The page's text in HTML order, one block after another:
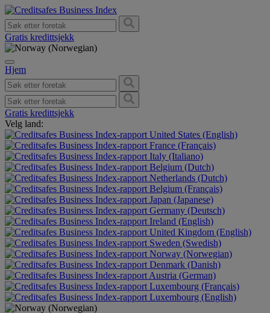
Gratis kredittsjekk
Hjem
Gratis kredittsjekk
Velg land:
United States (English)
France (Français)
Italy (Italiano)
Belgium (Dutch)
Netherlands (Dutch)
Belgium (Français)
Japan (Japanese)
Germany (Deutsch)
Ireland (English)
United Kingdom (English)
Sweden (Swedish)
Norway (Norwegian)
Denmark (Danish)
Austria (German)
Luxembourg (Français)
Luxembourg (English)